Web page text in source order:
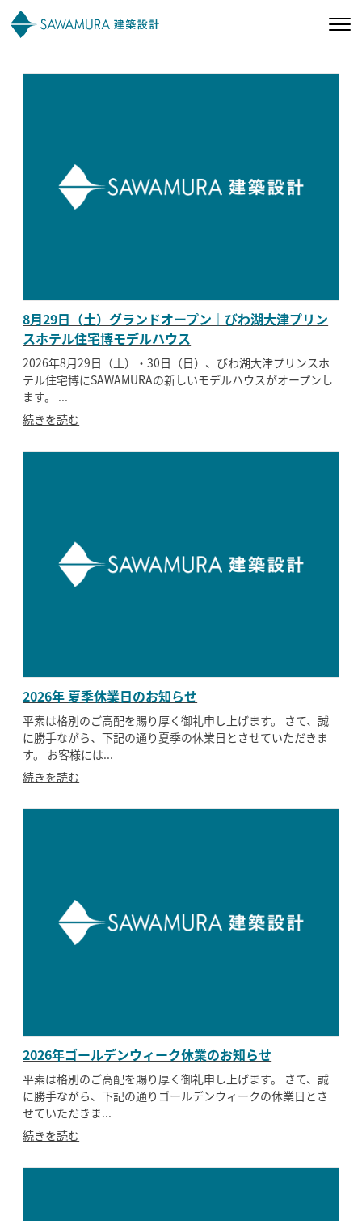
施工事例
オーナー様向け
モデルハウス イベント参加
SAWAMURAリフォーム
SAWAMURA不動産
8月29日（土）グランドオープン｜びわ湖大津プリン
スホテル住宅博モデルハウス
2026年8月29日（土）・30日（日）、びわ湖大津プリンスホ
テル住宅博にSAWAMURAの新しいモデルハウスがオープンし
ます。 ...
続きを読む
2026年 夏季休業日のお知らせ
平素は格別のご高配を賜り厚く御礼申し上げます。 さて、誠
に勝手ながら、下記の通り夏季の休業日とさせていただきま
す。 お客様には...
続きを読む
2026年ゴールデンウィーク休業のお知らせ
平素は格別のご高配を賜り厚く御礼申し上げます。 さて、誠
に勝手ながら、下記の通りゴールデンウィークの休業日とさ
せていただきま...
続きを読む